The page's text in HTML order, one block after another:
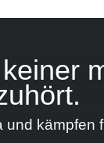
und kämpfen